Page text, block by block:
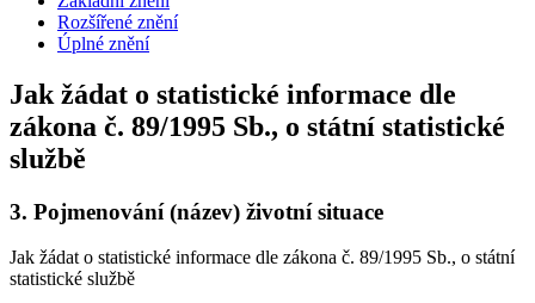
Rozšířené znění
Úplné znění
Jak žádat o statistické informace dle
zákona č. 89/1995 Sb., o státní statistické
službě
3. Pojmenování (název) životní situace
Jak žádat o statistické informace dle zákona č. 89/1995 Sb., o státní
statistické službě